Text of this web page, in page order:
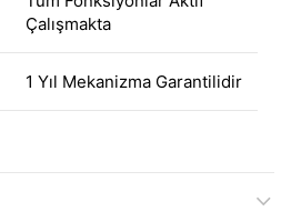
Çalışmakta
1 Yıl Mekanizma Garantilidir